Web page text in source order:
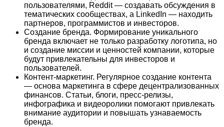
пользователями, Reddit — создавать обсуждения в
тематических сообществах, а LinkedIn — находить
партнеров, программистов и инвесторов.
Создание бренда. Формирование уникального
бренда включает не только разработку логотипа, но
и создание миссии и ценностей компании, которые
будут привлекательны для инвесторов и
пользователей.
Контент-маркетинг. Регулярное создание контента
— основа маркетинга в сфере децентрализованных
финансов. Статьи, блоги, пресс-релизы,
инфографика и видеоролики помогают привлекать
внимание аудитории и повышать узнаваемость
бренда.